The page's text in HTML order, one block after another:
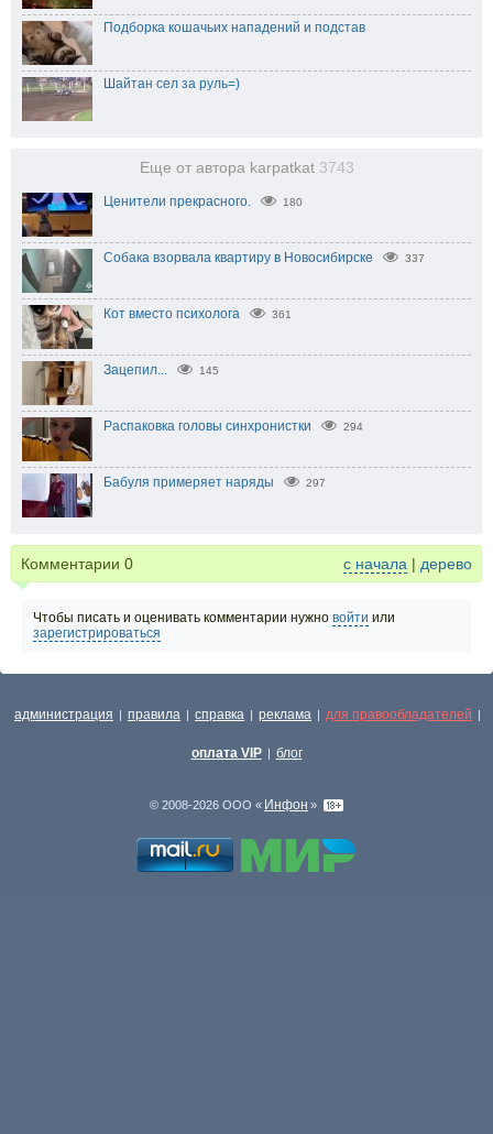
Подборка кошачьих нападений и подстав
Шайтан сел за руль=)
Еще от автора karpatkat 3743
Ценители прекрасного. 180
Собака взорвала квартиру в Новосибирске 337
Кот вместо психолога 361
Зацепил... 145
Распаковка головы синхронистки 294
Бабуля примеряет наряды 297
Комментарии 0 с начала | дерево
Чтобы писать и оценивать комментарии нужно войти или
зарегистрироваться
администрация | правила | справка | реклама | для правообладателей |
оплата VIP | блог
© 2008-2026 ООО « Инфон »